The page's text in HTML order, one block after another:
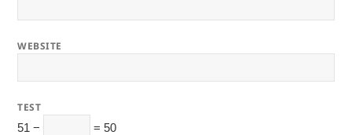
WEBSITE
TEST
51 −
= 50